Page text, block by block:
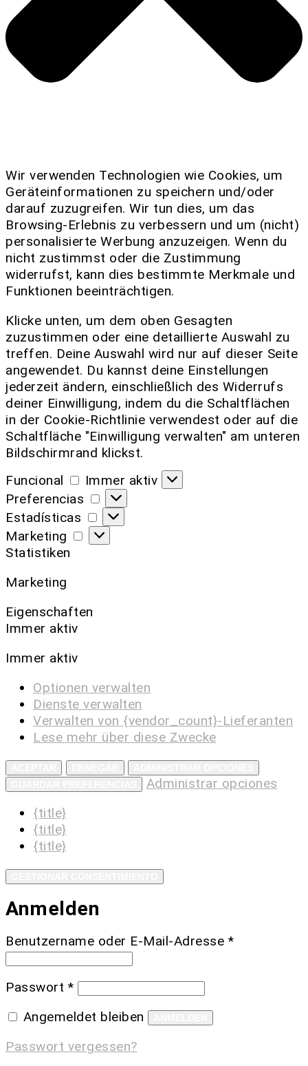
Wir verwenden Technologien wie Cookies, um
Geräteinformationen zu speichern und/oder
darauf zuzugreifen. Wir tun dies, um das
Browsing-Erlebnis zu verbessern und um (nicht)
personalisierte Werbung anzuzeigen. Wenn du
nicht zustimmst oder die Zustimmung
widerrufst, kann dies bestimmte Merkmale und
Funktionen beeinträchtigen.
Klicke unten, um dem oben Gesagten
zuzustimmen oder eine detaillierte Auswahl zu
treffen. Deine Auswahl wird nur auf dieser Seite
angewendet. Du kannst deine Einstellungen
jederzeit ändern, einschließlich des Widerrufs
deiner Einwilligung, indem du die Schaltflächen
in der Cookie-Richtlinie verwendest oder auf die
Schaltfläche "Einwilligung verwalten" am unteren
Bildschirmrand klickst.
Funcional
Immer aktiv
Preferencias
Estadísticas
Marketing
Statistiken
Marketing
Eigenschaften
Immer aktiv
Immer aktiv
Optionen verwalten
Dienste verwalten
Verwalten von {vendor_count}-Lieferanten
Lese mehr über diese Zwecke
Administrar opciones
{title}
{title}
{title}
Anmelden
Benutzername oder E-Mail-Adresse *
Passwort *
Angemeldet bleiben
Passwort vergessen?